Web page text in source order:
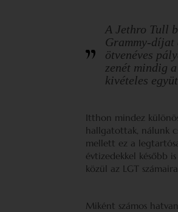
A Jethro Tull
Grammy-díjat
ötvenéves
zenét mindig
kivételes
Itthon mindez
hallgatottak, nálunk
mellett ez a
évtizedekkel később
közül az LGT
Miként számos